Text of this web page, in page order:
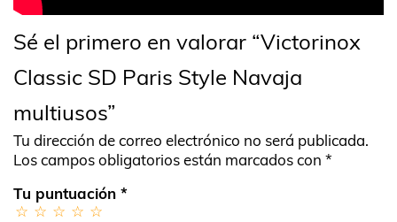
Sé el primero en valorar “Victorinox
Classic SD Paris Style Navaja
multiusos”
Tu dirección de correo electrónico no será publicada.
Los campos obligatorios están marcados con *
Tu puntuación *